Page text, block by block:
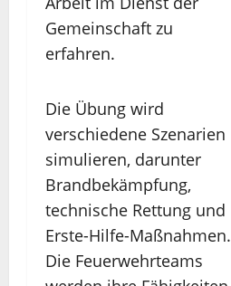
Gemeinschaft zu
erfahren.
Die Übung wird
verschiedene Szenarien
simulieren, darunter
Brandbekämpfung,
technische Rettung und
Erste-Hilfe-Maßnahmen.
Die Feuerwehrteams